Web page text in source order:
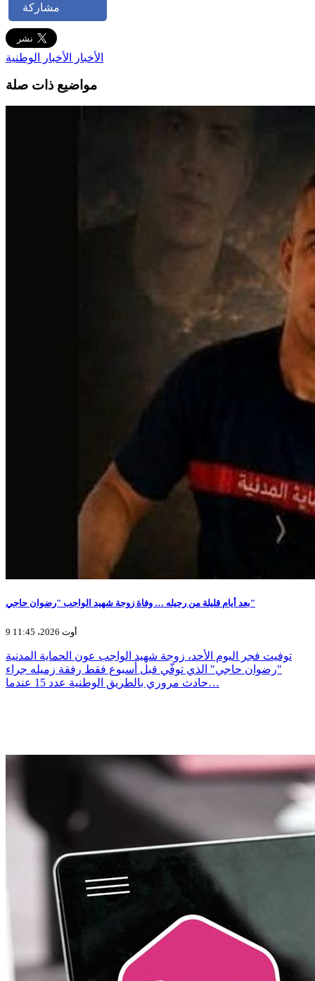
مشاركة
الأخبار الأخبار الوطنية
مواضيع ذات صلة
بعد أيام قليلة من رحيله … وفاة زوجة شهيد الواجب "رضوان حاجي"
9 أوت 2026، 11:45
توفيت فجر اليوم الأحد، زوجة شهيد الواجب عون الحماية المدنية
"رضوان حاجي" الذي توفّي قبل أسبوع فقط رفقة زميله جراء
حادث مروري بالطريق الوطنية عدد 15 عندما…